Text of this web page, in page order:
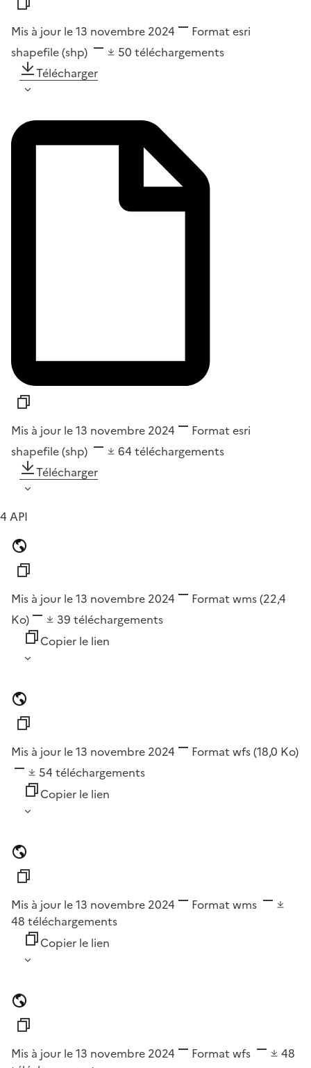
Mis à jour le 13 novembre 2024 Format esri
shapefile (shp)
50 téléchargements
Télécharger
Mis à jour le 13 novembre 2024 Format esri
shapefile (shp)
64 téléchargements
Télécharger
4 API
Mis à jour le 13 novembre 2024 Format wms(22,4
Ko)
39 téléchargements
Copier le lien
Mis à jour le 13 novembre 2024 Format wfs(18,0 Ko)
54 téléchargements
Copier le lien
Mis à jour le 13 novembre 2024 Format wms
48 téléchargements
Copier le lien
Mis à jour le 13 novembre 2024 Format wfs
48